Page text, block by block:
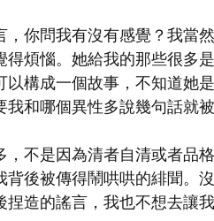
你問我有沒有感覺？我當
煩惱。她給我的那些很多
構成一個故事，不知道她
和哪個異性多說幾句話就被
不是因為清者自清或者品
後被傳得鬧哄哄的緋聞。
造的謠言，我也不想去讓